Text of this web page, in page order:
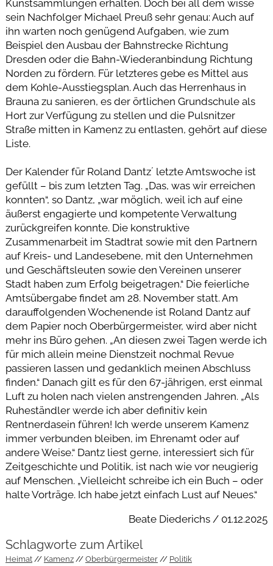
Kunstsammlungen erhalten. Doch bei all dem wisse
sein Nachfolger Michael Preuß sehr genau: Auch auf
ihn warten noch genügend Aufgaben, wie zum
Beispiel den Ausbau der Bahnstrecke Richtung
Dresden oder die Bahn-Wiederanbindung Richtung
Norden zu fördern. Für letzteres gebe es Mittel aus
dem Kohle-Ausstiegsplan. Auch das Herrenhaus in
Brauna zu sanieren, es der örtlichen Grundschule als
Hort zur Verfügung zu stellen und die Pulsnitzer
Straße mitten in Kamenz zu entlasten, gehört auf diese
Liste.
Der Kalender für Roland Dantz´ letzte Amtswoche ist
gefüllt – bis zum letzten Tag. „Das, was wir erreichen
konnten“, so Dantz, „war möglich, weil ich auf eine
äußerst engagierte und kompetente Verwaltung
zurückgreifen konnte. Die konstruktive
Zusammenarbeit im Stadtrat sowie mit den Partnern
auf Kreis- und Landesebene, mit den Unternehmen
und Geschäftsleuten sowie den Vereinen unserer
Stadt haben zum Erfolg beigetragen.“ Die feierliche
Amtsübergabe findet am 28. November statt. Am
darauffolgenden Wochenende ist Roland Dantz auf
dem Papier noch Oberbürgermeister, wird aber nicht
mehr ins Büro gehen. „An diesen zwei Tagen werde ich
für mich allein meine Dienstzeit nochmal Revue
passieren lassen und gedanklich meinen Abschluss
finden.“ Danach gilt es für den 67-jährigen, erst einmal
Luft zu holen nach vielen anstrengenden Jahren. „Als
Ruheständler werde ich aber definitiv kein
Rentnerdasein führen! Ich werde unserem Kamenz
immer verbunden bleiben, im Ehrenamt oder auf
andere Weise.“ Dantz liest gerne, interessiert sich für
Zeitgeschichte und Politik, ist nach wie vor neugierig
auf Menschen. „Vielleicht schreibe ich ein Buch – oder
halte Vorträge. Ich habe jetzt einfach Lust auf Neues.“
Beate Diederichs / 01.12.2025
Schlagworte zum Artikel
Heimat Kamenz Oberbürgermeister Politik